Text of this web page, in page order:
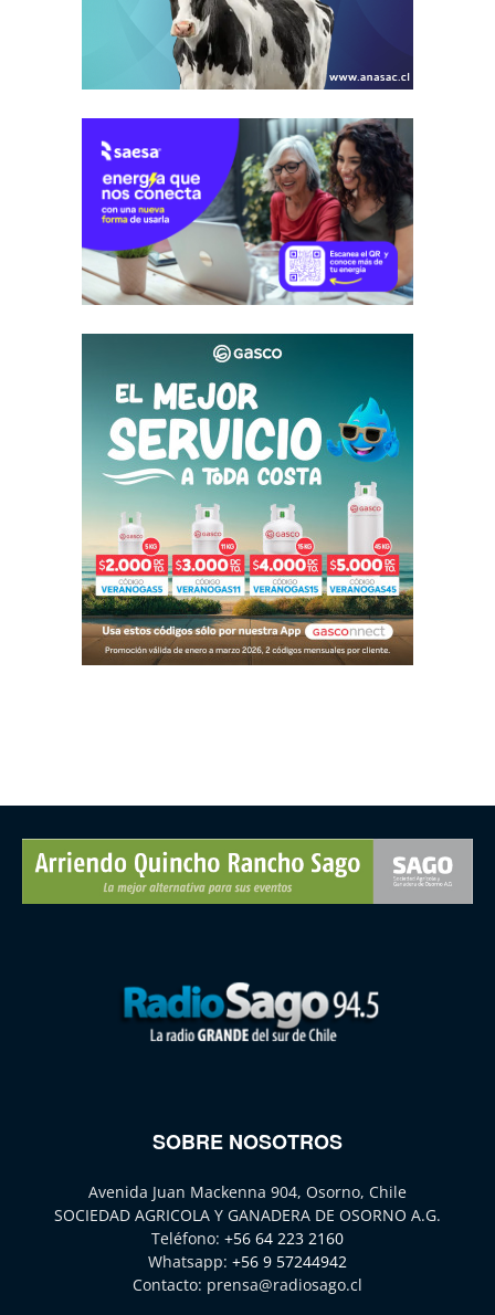
SOBRE NOSOTROS
Avenida Juan Mackenna 904, Osorno, Chile
SOCIEDAD AGRICOLA Y GANADERA DE OSORNO A.G.
Teléfono: +56 64 223 2160
Whatsapp: +56 9 57244942
Contacto: prensa@radiosago.cl